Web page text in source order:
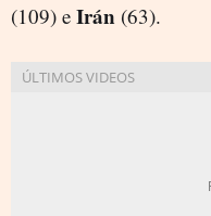
(109) e Irán (63).